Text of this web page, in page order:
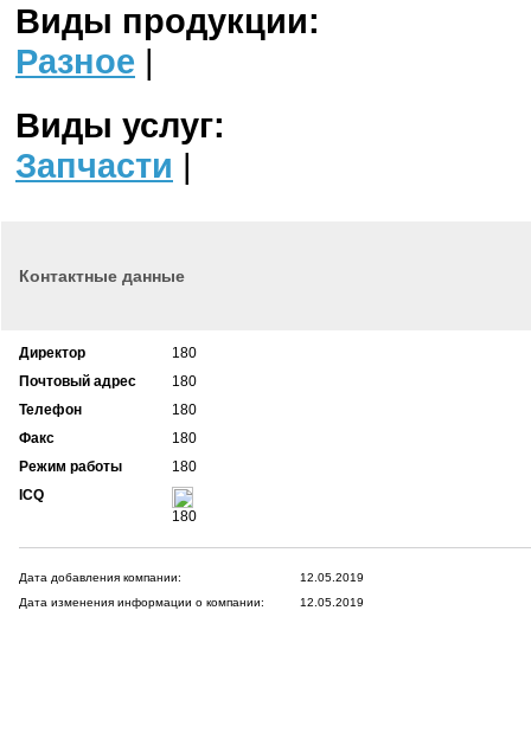
Виды продукции:
Разное |
Виды услуг:
Запчасти |
Контактные данные
Директор
180
Почтовый адрес
180
Телефон
180
Факс
180
Режим работы
180
ICQ
180
Дата добавления компании:
12.05.2019
Дата изменения информации о компании:
12.05.2019